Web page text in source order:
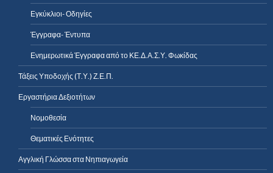
Εγκύκλιοι- Οδηγίες
Έγγραφα- Έντυπα
Ενημερωτικά Έγγραφα από το ΚΕ.Δ.Α.Σ.Υ. Φωκίδας
Τάξεις Υποδοχής (Τ.Υ.) Ζ.Ε.Π.
Εργαστήρια Δεξιοτήτων
Νομοθεσία
Θεματικές Ενότητες
Αγγλική Γλώσσα στα Νηπιαγωγεία